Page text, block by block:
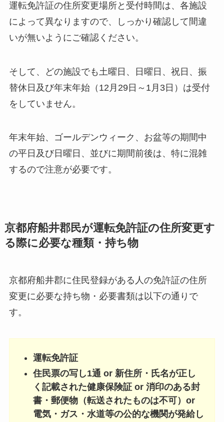
運転免許証の住所変更場所と受付時間は、各施設
によって異なりますので、しっかり確認して間違
いが無いようにご確認ください。
そして、どの施設でも土曜日、日曜日、祝日、振
替休日及び年末年始（12月29日～1月3日）は受付
をしていません。
年末年始、ゴールデンウィーク、お盆等の期間中
の平日及び日曜日、並びに期間前後は、特に混雑
するので注意が必要です。
京都府船井郡民が運転免許証の住所変更す
る際に必要な種類・持ち物
京都府船井郡に住民登録がある人の免許証の住所
変更に必要な持ち物・必要書類は以下の通りで
す。
運転免許証
住民票の写し1通 or 新住所・氏名が正し
く記載された健康保険証 or 消印のある封
書・郵便物（転送されたものは不可）or
電気・ガス・水道等の公的な機関が発給し